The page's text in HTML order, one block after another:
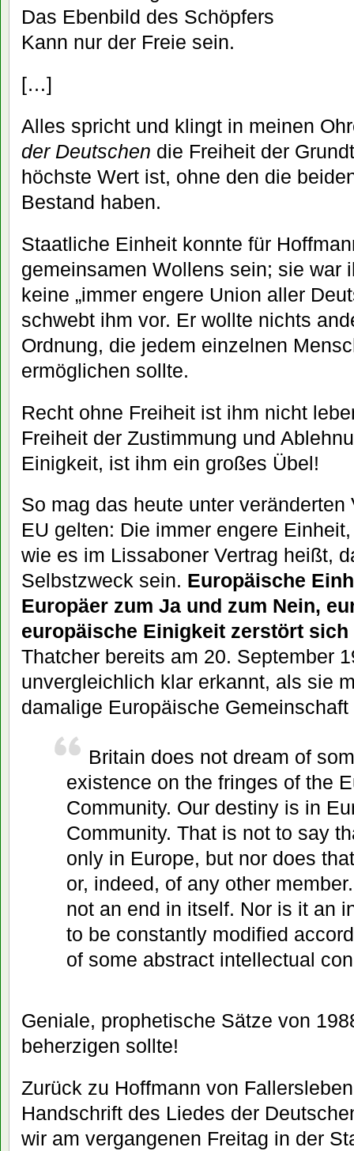
Das Ebenbild des Schöpfers
Kann nur der Freie sein.
[…]
Alles spricht und klingt in meinen
der Deutschen die Freiheit der
höchste Wert ist, ohne den die
Bestand haben.
Staatliche Einheit konnte für
gemeinsamen Wollens sein; sie war
keine „immer engere Union aller
schwebt ihm vor. Er wollte nichts
Ordnung, die jedem einzelnen
ermöglichen sollte.
Recht ohne Freiheit ist ihm nicht
Freiheit der Zustimmung und
Einigkeit, ist ihm ein großes Übel!
So mag das heute unter
EU gelten: Die immer engere
wie es im Lissaboner Vertrag heißt,
Selbstzweck sein. Europäische
Europäer zum Ja und zum Nein,
europäische Einigkeit zerstört sich
Thatcher bereits am 20. September
unvergleichlich klar erkannt, als sie
damalige Europäische Gemeinschaft
Britain does not dream of
existence on the fringes of the
Community. Our destiny is in
Community. That is not to say
only in Europe, but nor does
or, indeed, of any other
not an end in itself. Nor is it an
to be constantly modified
of some abstract intellectual
Geniale, prophetische Sätze von
beherzigen sollte!
Zurück zu Hoffmann von
Handschrift des Liedes der
wir am vergangenen Freitag in der